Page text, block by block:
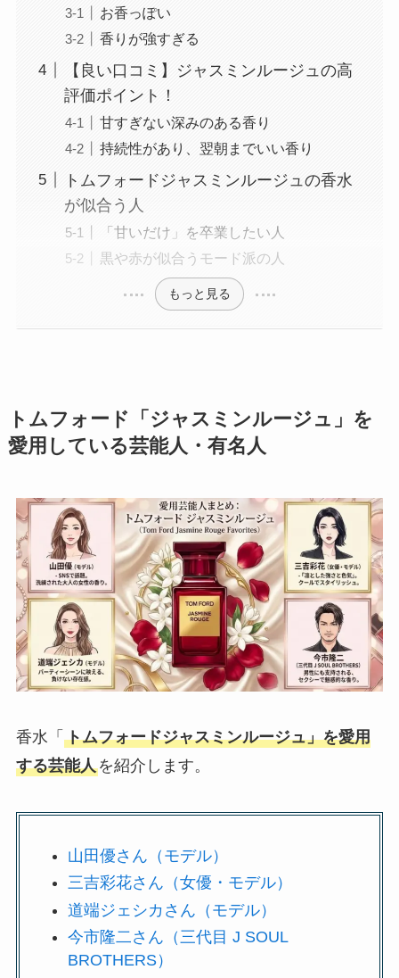
お香っぽい
香りが強すぎる
【良い口コミ】ジャスミンルージュの高
評価ポイント！
甘すぎない深みのある香り
持続性があり、翌朝までいい香り
トムフォードジャスミンルージュの香水
が似合う人
「甘いだけ」を卒業したい人
黒や赤が似合うモード派の人
もっと見る
トムフォード「ジャスミンルージュ」を
愛用している芸能人・有名人
香水「 トムフォードジャスミンルージュ」を愛用
する芸能人を紹介します。
山田優さん（モデル）
三吉彩花さん（女優・モデル）
道端ジェシカさん（モデル）
今市隆二さん（三代目 J SOUL
BROTHERS）